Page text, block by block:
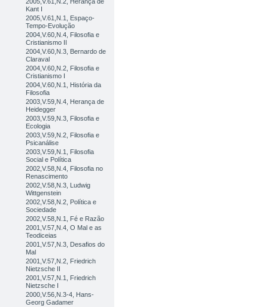
Kant I
2005,V.61,N.1, Espaço-
Tempo-Evolução
2004,V.60,N.4, Filosofia e
Cristianismo II
2004,V.60,N.3, Bernardo de
Claraval
2004,V.60,N.2, Filosofia e
Cristianismo I
2004,V.60,N.1, História da
Filosofia
2003,V.59,N.4, Herança de
Heidegger
2003,V.59,N.3, Filosofia e
Ecologia
2003,V.59,N.2, Filosofia e
Psicanálise
2003,V.59,N.1, Filosofia
Social e Política
2002,V.58,N.4, Filosofia no
Renascimento
2002,V.58,N.3, Ludwig
Wittgenstein
2002,V.58,N.2, Política e
Sociedade
2002,V.58,N.1, Fé e Razão
2001,V.57,N.4, O Mal e as
Teodiceias
2001,V.57,N.3, Desafios do
Mal
2001,V.57,N.2, Friedrich
Nietzsche II
2001,V.57,N.1, Friedrich
Nietzsche I
2000,V.56,N.3-4, Hans-
Georg Gadamer